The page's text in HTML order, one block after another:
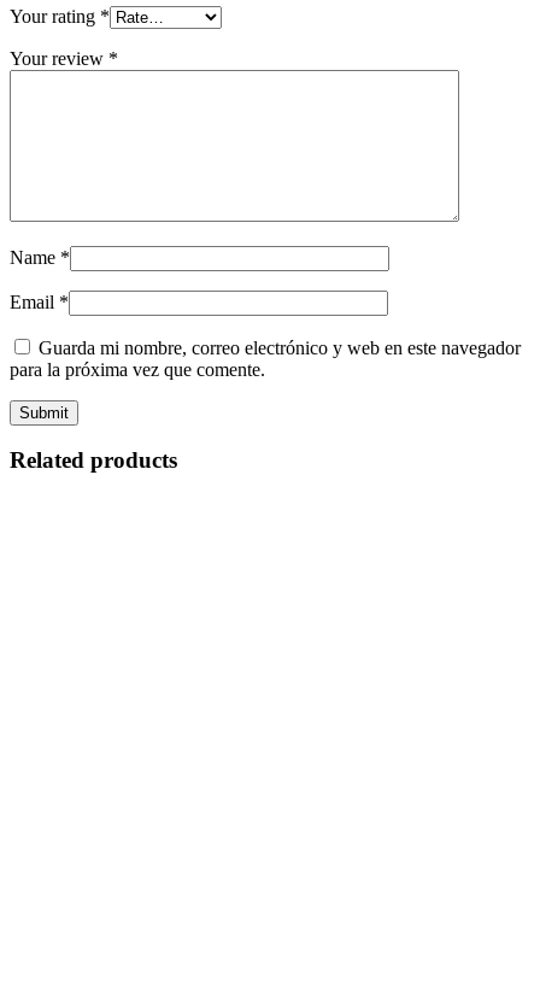
Your rating *
Your review *
Name *
Email *
Guarda mi nombre, correo electrónico y web en este navegador
para la próxima vez que comente.
Related products